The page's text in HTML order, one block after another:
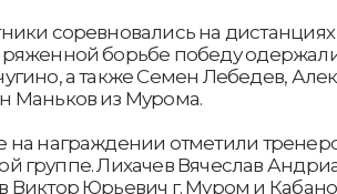
соревновались на дистанциях
борьбе победу
а также Семен Лебедев,
Маньков из Мурома.
на награждении отметили
группе. Лихачев Вячеслав
Виктор Юрьевич г. Муром и